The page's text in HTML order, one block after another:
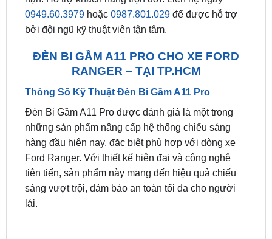
tâm chuyên cung cấp phụ kiện – đồ chơi xe hơi cao
cấp, chính hãng uy tín. Bảo hành chuẩn mực dài
hạn. Hỗ trợ khách hàng trọn đời. Liên hệ ngay
0949.60.3979hoặc 0987.801.029 để được hỗ trợ
bởi đội ngũ kỹ thuật viên tận tâm.
ĐÈN BI GẦM A11 PRO CHO XE FORD
RANGER – TẠI TP.HCM
Thông Số Kỹ Thuật Đèn Bi Gầm A11 Pro
Đèn Bi Gầm A11 Pro được đánh giá là một trong
những sản phẩm nâng cấp hệ thống chiếu sáng
hàng đầu hiện nay, đặc biệt phù hợp với dòng xe
Ford Ranger. Với thiết kế hiện đại và công nghệ